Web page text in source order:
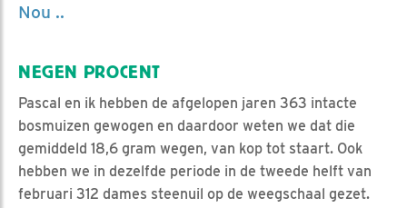
Nou ..
NEGEN PROCENT
Pascal en ik hebben de afgelopen jaren 363 intacte
bosmuizen gewogen en daardoor weten we dat die
gemiddeld 18,6 gram wegen, van kop tot staart. Ook
hebben we in dezelfde periode in de tweede helft van
februari 312 dames steenuil op de weegschaal gezet.